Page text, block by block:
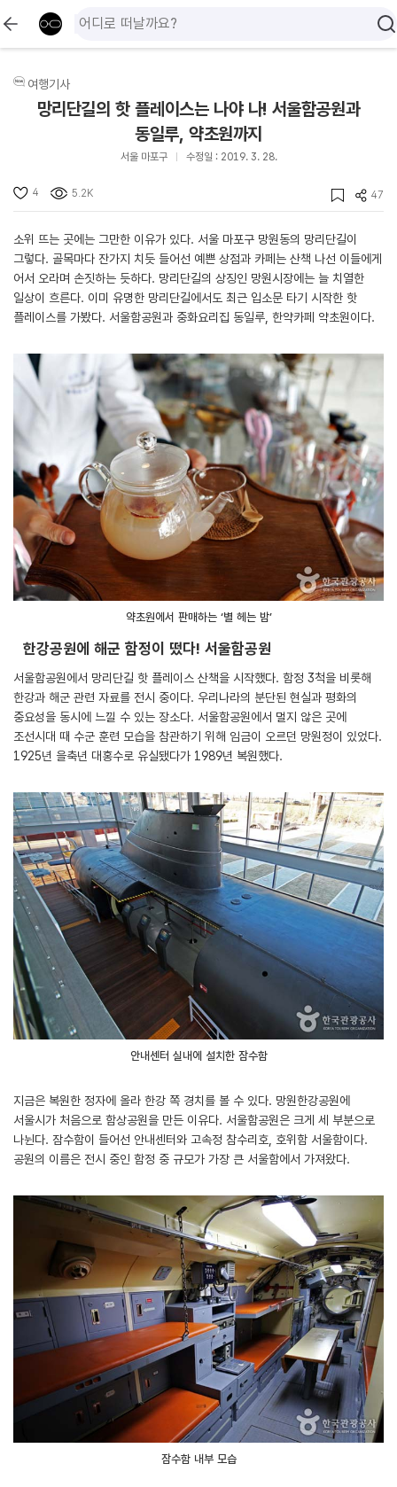
여행기사
망리단길의 핫 플레이스는 나야 나! 서울함공원과
동일루, 약초원까지
서울 마포구 수정일 : 2019. 3. 28.
4 5.2K 47
소위 뜨는 곳에는 그만한 이유가 있다. 서울 마포구 망원동의 망리단길이
그렇다. 골목마다 잔가지 치듯 들어선 예쁜 상점과 카페는 산책 나선 이들에게
어서 오라며 손짓하는 듯하다. 망리단길의 상징인 망원시장에는 늘 치열한
일상이 흐른다. 이미 유명한 망리단길에서도 최근 입소문 타기 시작한 핫
플레이스를 가봤다. 서울함공원과 중화요리집 동일루, 한약카페 약초원이다.
약초원에서 판매하는 ‘별 헤는 밤’
한강공원에 해군 함정이 떴다! 서울함공원
서울함공원에서 망리단길 핫 플레이스 산책을 시작했다. 함정 3척을 비롯해
한강과 해군 관련 자료를 전시 중이다. 우리나라의 분단된 현실과 평화의
중요성을 동시에 느낄 수 있는 장소다. 서울함공원에서 멀지 않은 곳에
조선시대 때 수군 훈련 모습을 참관하기 위해 임금이 오르던 망원정이 있었다.
1925년 을축년 대홍수로 유실됐다가 1989년 복원했다.
안내센터 실내에 설치한 잠수함
지금은 복원한 정자에 올라 한강 쪽 경치를 볼 수 있다. 망원한강공원에
서울시가 처음으로 함상공원을 만든 이유다. 서울함공원은 크게 세 부분으로
나뉜다. 잠수함이 들어선 안내센터와 고속정 참수리호, 호위함 서울함이다.
공원의 이름은 전시 중인 함정 중 규모가 가장 큰 서울함에서 가져왔다.
잠수함 내부 모습